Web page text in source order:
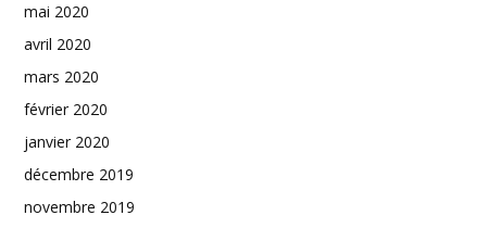
mai 2020
avril 2020
mars 2020
février 2020
janvier 2020
décembre 2019
novembre 2019